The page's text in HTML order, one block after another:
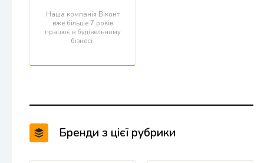
Наша компанія Віконт
вже більше 7 років
працює в будівельному
бізнесі.
Бренди з цієї рубрики